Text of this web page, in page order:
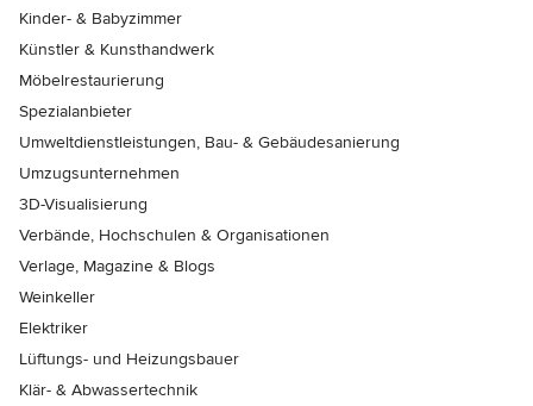
Kinder- & Babyzimmer
Künstler & Kunsthandwerk
Möbelrestaurierung
Spezialanbieter
Umweltdienstleistungen, Bau- & Gebäudesanierung
Umzugsunternehmen
3D-Visualisierung
Verbände, Hochschulen & Organisationen
Verlage, Magazine & Blogs
Weinkeller
Elektriker
Lüftungs- und Heizungsbauer
Klär- & Abwassertechnik